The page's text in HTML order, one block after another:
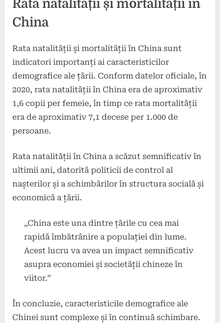
Rata natalității și mortalității în
China
Rata natalității și mortalității în China sunt
indicatori importanți ai caracteristicilor
demografice ale țării. Conform datelor oficiale, în
2020, rata natalității în China era de aproximativ
1,6 copii per femeie, în timp ce rata mortalității
era de aproximativ 7,1 decese per 1.000 de
persoane.
Rata natalității în China a scăzut semnificativ în
ultimii ani, datorită politicii de control al
nașterilor și a schimbărilor în structura socială și
economică a țării.
„China este una dintre țările cu cea mai
rapidă îmbătrânire a populației din lume.
Acest lucru va avea un impact semnificativ
asupra economiei și societății chineze în
viitor.”
În concluzie, caracteristicile demografice ale
Chinei sunt complexe și în continuă schimbare.